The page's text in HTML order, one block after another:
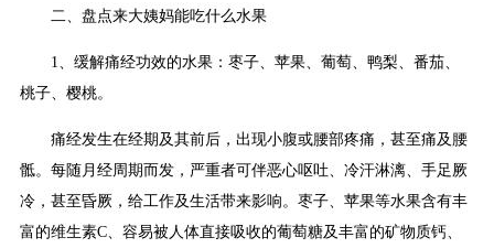
二、盘点来大姨妈能吃什么水果
1、缓解痛经功效的水果：枣子、苹果、葡萄、鸭梨、番茄、
桃子、樱桃。
痛经发生在经期及其前后，出现小腹或腰部疼痛，甚至痛及腰
骶。每随月经周期而发，严重者可伴恶心呕吐、冷汗淋漓、手足厥
冷，甚至昏厥，给工作及生活带来影响。枣子、苹果等水果含有丰
富的维生素C、容易被人体直接吸收的葡萄糖及丰富的矿物质钙、